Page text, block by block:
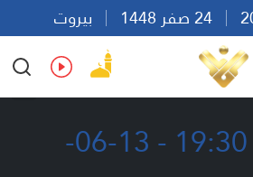
بيروت
Ar En Fr Es
نشرة أخبار 19:30 - 13-06-